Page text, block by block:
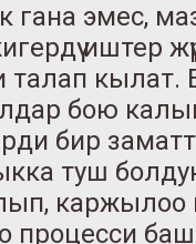
эмес,
иштер
талап
бою
бир
туш
процесси